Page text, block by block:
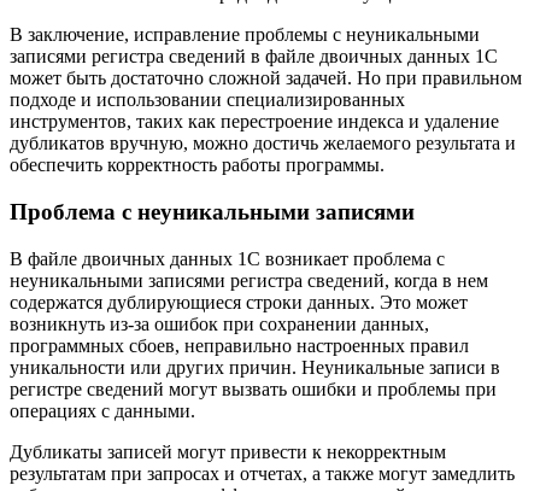
В заключение, исправление проблемы с неуникальными
записями регистра сведений в файле двоичных данных 1С
может быть достаточно сложной задачей. Но при правильном
подходе и использовании специализированных
инструментов, таких как перестроение индекса и удаление
дубликатов вручную, можно достичь желаемого результата и
обеспечить корректность работы программы.
Проблема с неуникальными записями
В файле двоичных данных 1С возникает проблема с
неуникальными записями регистра сведений, когда в нем
содержатся дублирующиеся строки данных. Это может
возникнуть из-за ошибок при сохранении данных,
программных сбоев, неправильно настроенных правил
уникальности или других причин. Неуникальные записи в
регистре сведений могут вызвать ошибки и проблемы при
операциях с данными.
Дубликаты записей могут привести к некорректным
результатам при запросах и отчетах, а также могут замедлить